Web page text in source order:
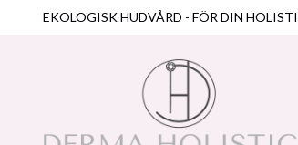
EKOLOGISK HUDVÅRD - FÖR DIN